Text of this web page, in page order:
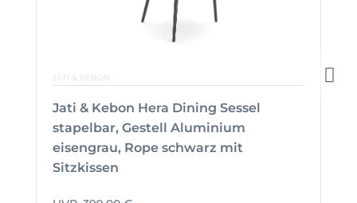
JATI & KEBON
Jati & Kebon Hera Dining Sessel
stapelbar, Gestell Aluminium
eisengrau, Rope schwarz mit
Sitzkissen